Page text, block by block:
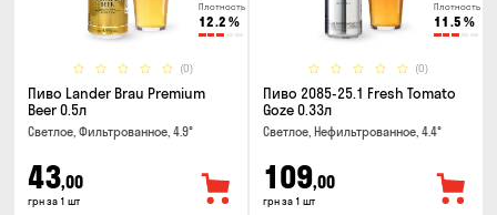
Плотность
12.2 %
(0)
Пиво Lander Brau Premium
Beer 0.5л
Светлое, Фильтрованное, 4.9°
43,00
грн за 1 шт
Плотность
11.5 %
(0)
Пиво 2085-25.1 Fresh Tomato
Goze 0.33л
Светлое, Нефильтрованное, 4.4°
109,00
грн за 1 шт